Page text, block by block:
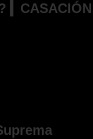
▎CASACIÓN